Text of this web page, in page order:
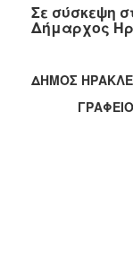
2022
2020
2019
Σε σύσκεψη
Δήμαρχος
ΔΗΜΟΣ
ΓΡΑΦΕΙΟ